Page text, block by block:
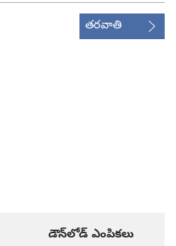
తరవాతి
డౌన్‌లోడ్‌ ఎంపికలు